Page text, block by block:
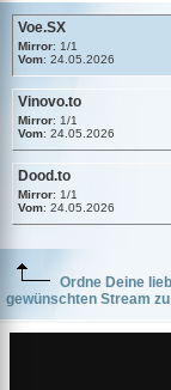
Voe.SX
Mirror: 1/1
Vom: 24.05.2026
Vinovo.to
Mirror: 1/1
Vom: 24.05.2026
Dood.to
Mirror: 1/1
Vom: 24.05.2026
Ordne Deine
gewünschten Stream